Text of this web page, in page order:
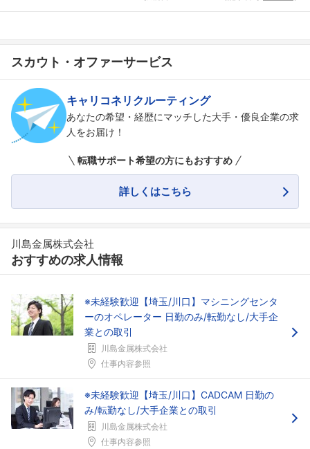
こちらの企業もフォローしませんか？
スカウト・オファーサービス
キャリコネリクルーティング
あなたの希望・経歴にマッチした大手・優良企業の求
人をお届け！
転職サポート希望の方にもおすすめ
詳しくはこちら
川島金属株式会社
おすすめの求人情報
※未経験歓迎【埼玉/川口】マシニングセンタ
ーのオペレーター 日勤のみ/転勤なし/大手企
業との取引
川島金属株式会社
仕事内容参照
※未経験歓迎【埼玉/川口】CADCAM 日勤の
み/転勤なし/大手企業との取引
川島金属株式会社
仕事内容参照